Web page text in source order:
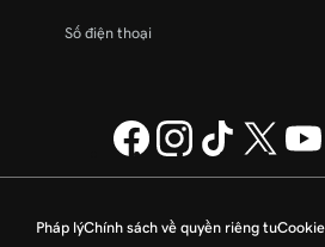
Số điện thoại
Pháp lýChính sách về quyền riêng tưCookie